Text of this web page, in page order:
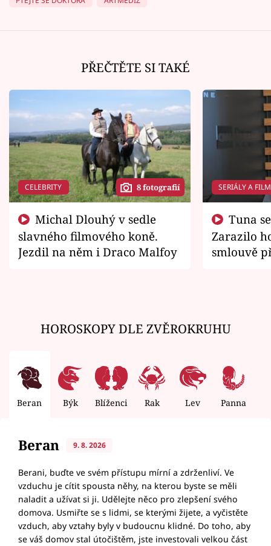
PŘEČTĚTE SI TAKÉ
CELEBRITY 8 fotografií
slavného filmového koně.
Jezdil na něm i Draco Malfoy
SERIÁLY A
Zarazilo
smlouvě
HOROSKOPY DLE ZVĚROKRUHU
Beran Býk Blíženci Rak Lev Panna
Beran 9. 8. 2026
Berani, buďte ve svém přístupu mírní a zdrženliví. Ve
vzduchu je cítit spousta něhy, na kterou byste se měli
naladit a užívat si ji. Udělejte něco pro zlepšení svého
domova. Usmiřte se s lidmi, se kterými žijete, a vyčistěte
vzduch, aby vztahy byly v budoucnu klidné. Do toho, aby
se váš domov stal útočištěm, jste investovali velkou část